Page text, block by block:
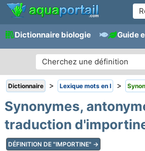
Dictionnaire biologie Guide
Dictionnaire > Lexique mots en I >
Synonymes,
traduction
DÉFINITION DE "IMPORTINE" →